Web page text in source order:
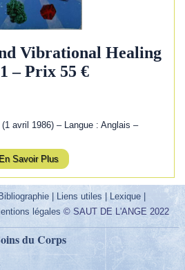
Vibrational Healing
– Prix 55 €
avril 1986) – Langue : Anglais –
En Savoir Plus
| Liens utiles| Lexique |
légales © SAUT DE L'ANGE 2022
du Corps